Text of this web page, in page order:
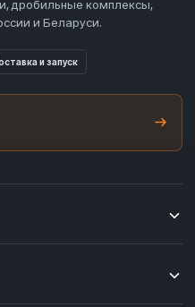
дробильные комплексы,
и Беларуси.
и запуск